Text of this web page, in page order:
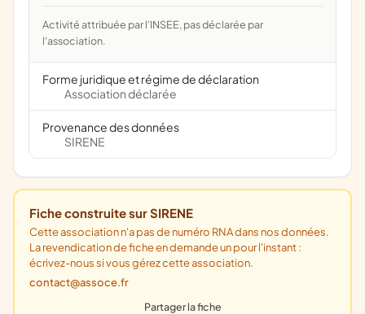
Activité attribuée par l'INSEE, pas déclarée par
l'association.
Forme juridique et régime de déclaration
Association déclarée
Provenance des données
SIRENE
Fiche construite sur SIRENE
Cette association n'a pas de numéro RNA dans nos données.
La revendication de fiche en demande un pour l'instant :
écrivez-nous si vous gérez cette association.
contact@assoce.fr
Partager la fiche